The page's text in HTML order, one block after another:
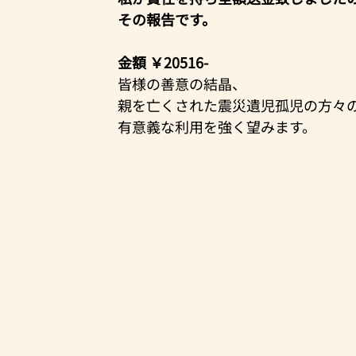
その報告です。
金額 ￥20516-
皆様の善意の結晶、
親を亡くされた震災遺児孤児の方々
有意義な利用を強く望みます。